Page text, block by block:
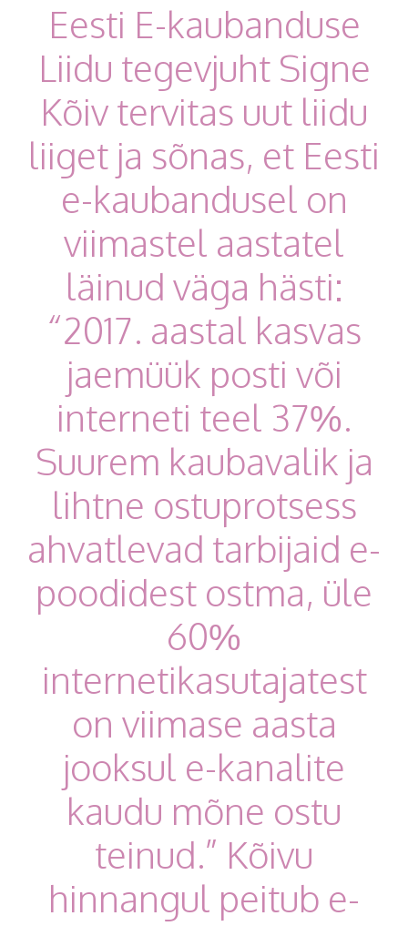
Eesti E-kaubanduse
Liidu tegevjuht Signe
Kõiv tervitas uut liidu
liiget ja sõnas, et Eesti
e-kaubandusel on
viimastel aastatel
läinud väga hästi:
“2017. aastal kasvas
jaemüük posti või
interneti teel 37%.
Suurem kaubavalik ja
lihtne ostuprotsess
ahvatlevad tarbijaid e-
poodidest ostma, üle
60%
internetikasutajatest
on viimase aasta
jooksul e-kanalite
kaudu mõne ostu
teinud.” Kõivu
hinnangul peitub e-